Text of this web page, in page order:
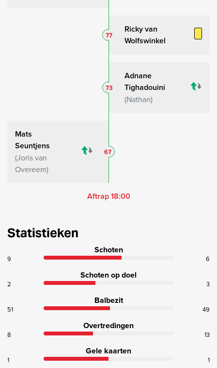
Ricky van
Wolfswinkel
77
Adnane
Tighadouini
Nathan
73
Mats
Seuntjens
Joris van
Overeem
67
Aftrap 18:00
Statistieken
Schoten
9 6
Schoten op doel
2 3
Balbezit
51 49
Overtredingen
8 13
Gele kaarten
1 1